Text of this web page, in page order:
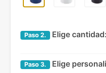
Paso 2. Elige cantidad:
Paso 3. Elige